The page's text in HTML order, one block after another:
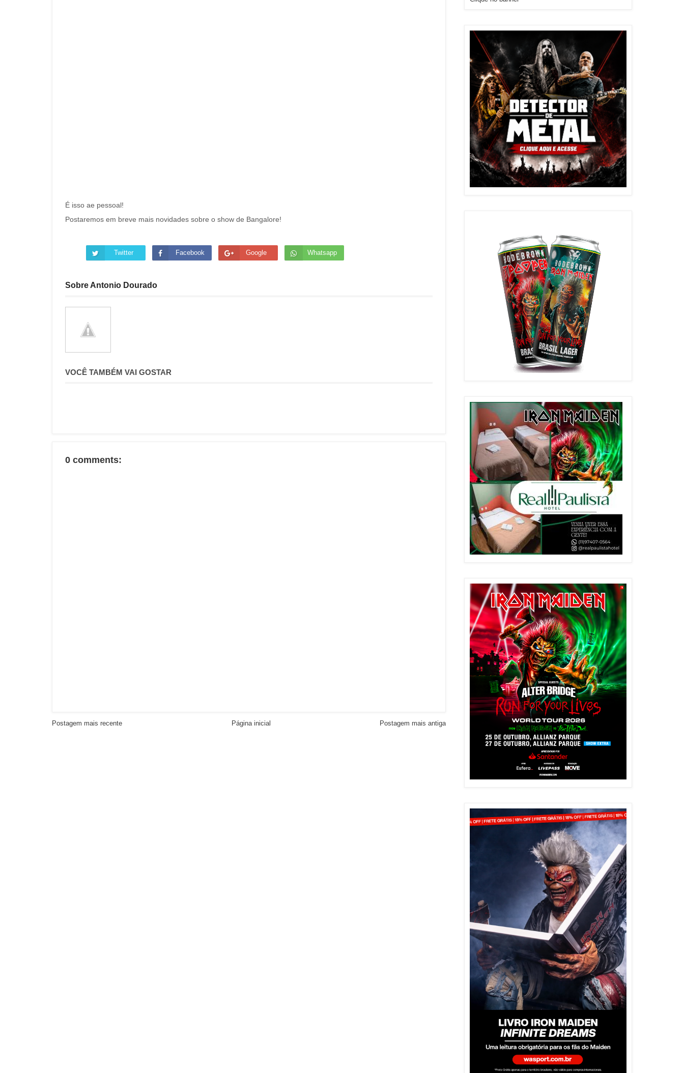
É isso ae pessoal!
Postaremos em breve mais novidades sobre o show de Bangalore!
Twitter Facebook Google Whatsapp
Sobre Antonio Dourado
VOCÊ TAMBÉM VAI GOSTAR
0 comments:
Postagem mais recente Postagem mais antiga
Página inicial